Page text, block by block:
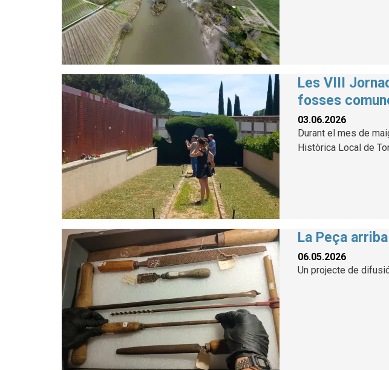
Les VIII
fosses
03.06.2026
Durant el mes de
Històrica Local de
La Peça
06.05.2026
Un projecte de